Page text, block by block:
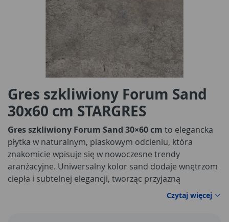
Gres szkliwiony Forum Sand
30x60 cm STARGRES
Gres szkliwiony Forum Sand 30×60 cm to elegancka
płytka w naturalnym, piaskowym odcieniu, która
znakomicie wpisuje się w nowoczesne trendy
aranżacyjne. Uniwersalny kolor sand dodaje wnętrzom
ciepła i subtelnej elegancji, tworząc przyjazną
atmosferę w każdym pomieszczeniu. Format 30×60 cm
pozwala uzyskać estetyczną, proporcjonalną
Czytaj więcej